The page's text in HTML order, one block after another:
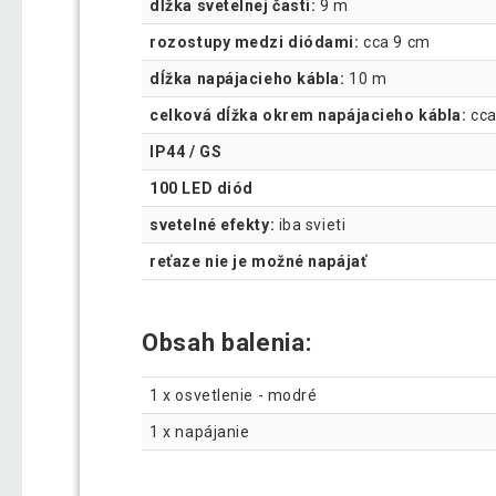
dĺžka svetelnej časti: 9 m
rozostupy medzi diódami: cca 9 cm
dĺžka napájacieho kábla: 10 m
celková dĺžka okrem napájacieho kábla:
IP44 / GS
100 LED diód
svetelné efekty: iba svieti
reťaze nie je možné napájať
Obsah balenia:
1 x osvetlenie - modré
1 x napájanie